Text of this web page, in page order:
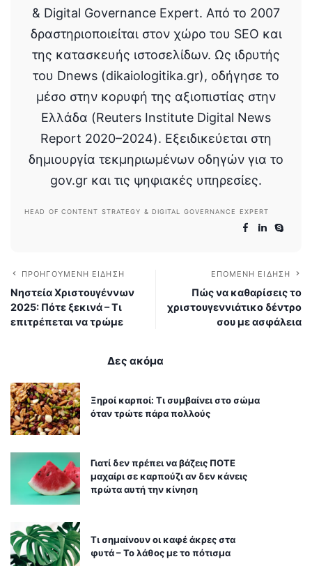
& Digital Governance Expert. Από το 2007
δραστηριοποιείται στον χώρο του SEO και
της κατασκευής ιστοσελίδων. Ως ιδρυτής
του Dnews (dikaiologitika.gr), οδήγησε το
μέσο στην κορυφή της αξιοπιστίας στην
Ελλάδα (Reuters Institute Digital News
Report 2020–2024). Εξειδικεύεται στη
δημιουργία τεκμηριωμένων οδηγών για το
gov.gr και τις ψηφιακές υπηρεσίες.
HEAD OF CONTENT STRATEGY & DIGITAL GOVERNANCE EXPERT
ΠΡΟΗΓΟΎΜΕΝΗ ΕΊΔΗΣΗ
Νηστεία Χριστουγέννων
2025: Πότε ξεκινά – Τι
επιτρέπεται να τρώμε
ΕΠΌΜΕΝΗ ΕΊΔΗΣΗ
Πώς να καθαρίσεις το
χριστουγεννιάτικο δέντρο
σου με ασφάλεια
Δες ακόμα
Ξηροί καρποί: Τι συμβαίνει στο σώμα
όταν τρώτε πάρα πολλούς
Γιατί δεν πρέπει να βάζεις ΠΟΤΕ
μαχαίρι σε καρπούζι αν δεν κάνεις
πρώτα αυτή την κίνηση
Τι σημαίνουν οι καφέ άκρες στα
φυτά – Το λάθος με το πότισμα